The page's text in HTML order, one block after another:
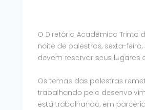
O Diretório Acadêmico Trinta
noite de palestras, sexta-
devem reservar seus lugares
Os temas das palestras
trabalhando pelo
está trabalhando, em